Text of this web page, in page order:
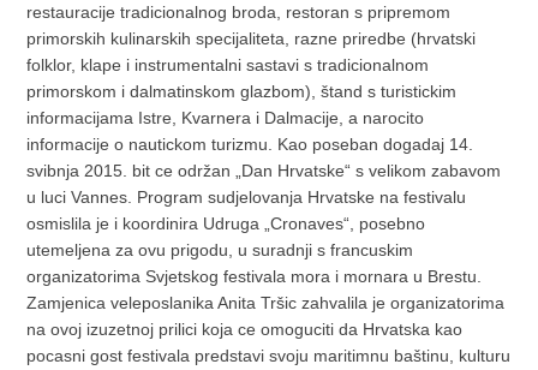
restauracije tradicionalnog broda, restoran s pripremom
primorskih kulinarskih specijaliteta, razne priredbe (hrvatski
folklor, klape i instrumentalni sastavi s tradicionalnom
primorskom i dalmatinskom glazbom), štand s turistickim
informacijama Istre, Kvarnera i Dalmacije, a narocito
informacije o nautickom turizmu. Kao poseban dogadaj 14.
svibnja 2015. bit ce održan „Dan Hrvatske“ s velikom zabavom
u luci Vannes. Program sudjelovanja Hrvatske na festivalu
osmislila je i koordinira Udruga „Cronaves“, posebno
utemeljena za ovu prigodu, u suradnji s francuskim
organizatorima Svjetskog festivala mora i mornara u Brestu.
Zamjenica veleposlanika Anita Tršic zahvalila je organizatorima
na ovoj izuzetnoj prilici koja ce omoguciti da Hrvatska kao
pocasni gost festivala predstavi svoju maritimnu baštinu, kulturu